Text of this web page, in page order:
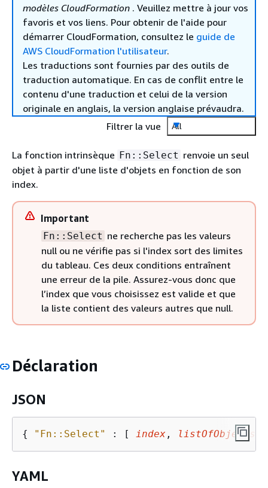
modèles CloudFormation . Veuillez mettre à jour vos
favoris et vos liens. Pour obtenir de l'aide pour
démarrer CloudFormation, consultez le guide de
AWS CloudFormation l'utilisateur.
Les traductions sont fournies par des outils de
traduction automatique. En cas de conflit entre le
contenu d'une traduction et celui de la version
originale en anglais, la version anglaise prévaudra.
Filtrer la vue
All
La fonction intrinsèque Fn::Select renvoie un seul
objet à partir d'une liste d'objets en fonction de son
index.
Important
Fn::Select ne recherche pas les valeurs
null ou ne vérifie pas si l'index sort des limites
du tableau. Ces deux conditions entraînent
une erreur de la pile. Assurez-vous donc que
l’index que vous choisissez est valide et que
la liste contient des valeurs autres que null.
Déclaration
JSON
{ "Fn::Select" : [ index , listOfObjects
YAML